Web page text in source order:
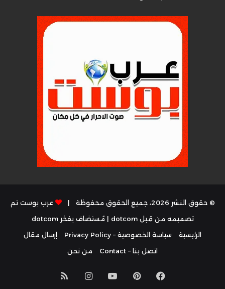
© حقوق النشر 2026، جميع الحقوق محفوظة |
عرب بوست تم
تصميمه من قِبل dotcom
| مُستضاف بفخرdotcom
الرئيسية
سياسة الخصوصية – Privacy Policy
إرسال مقال
اتصل بنا – Contact
من نحن
فيسبوكبينتيريست
يوتيوبانستقرامملخص